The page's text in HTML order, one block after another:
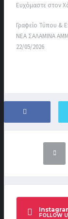
Ευχόμαστε στον
Γραφείο Τύπου &
ΝΕΑ ΣΑΛΑΜΙΝΑ
22/05/2026
FOLLOW